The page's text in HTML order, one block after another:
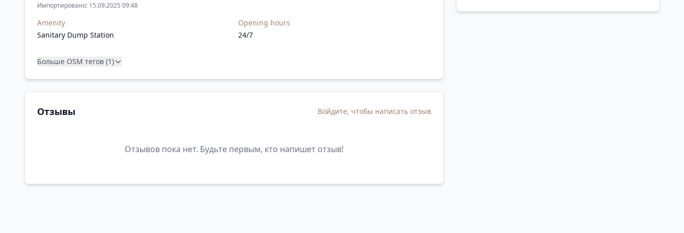
Импортировано: 15.09.2025 09:48
Amenity
Sanitary Dump Station
Opening hours
24/7
Больше OSM тегов (1)
Отзывы Войдите, чтобы написать отзыв
Отзывов пока нет. Будьте первым, кто напишет отзыв!